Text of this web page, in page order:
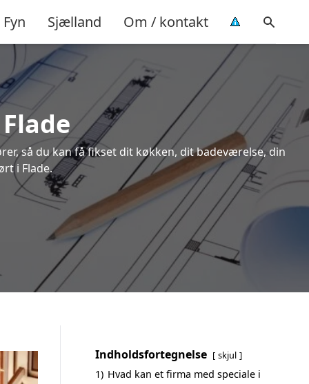
Fyn Sjælland Om / kontakt
så du kan få fikset dit køkken, dit badeværelse, din
i Flade.
Indholdsfortegnelse skjul
1) Hvad kan et firma med speciale i